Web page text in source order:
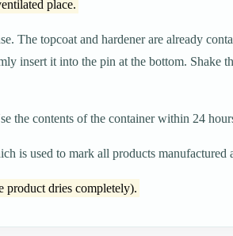
place.
The topcoat and hardener are already
insert it into the pin at the bottom. Shake
the contents of the container within 24
used to mark all products manufactured
dries completely).